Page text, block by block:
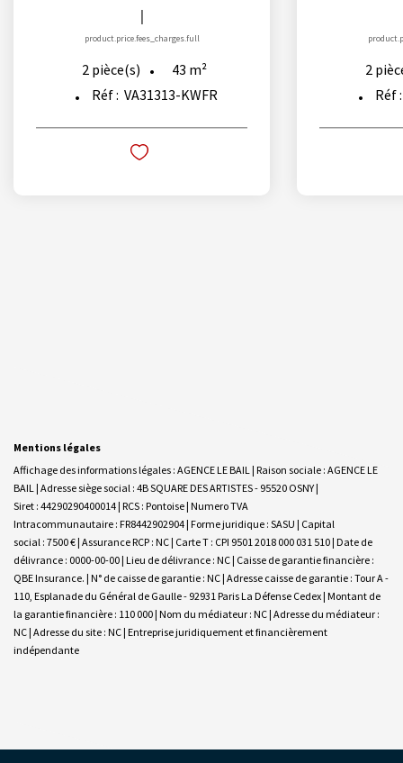
|
product.price.fees_charges.full
2 pièce(s) 43 m²
Réf : VA31313-KWFR
2
Réf
Mentions légales
Affichage des informations légales : AGENCE LE BAIL | Raison sociale : AGENCE LE
BAIL | Adresse siège social : 4B SQUARE DES ARTISTES - 95520 OSNY |
Siret : 44290290400014 | RCS : Pontoise | Numero TVA
Intracommunautaire : FR8442902904 | Forme juridique : SASU | Capital
social : 7500 € | Assurance RCP : NC | Carte T : CPI 9501 2018 000 031 510 | Date de
délivrance : 0000-00-00 | Lieu de délivrance : NC | Caisse de garantie financière :
QBE Insurance. | N° de caisse de garantie : NC | Adresse caisse de garantie : Tour A -
110, Esplanade du Général de Gaulle - 92931 Paris La Défense Cedex | Montant de
la garantie financière : 110 000 | Nom du médiateur : NC | Adresse du médiateur :
NC | Adresse du site : NC | Entreprise juridiquement et financièrement
indépendante